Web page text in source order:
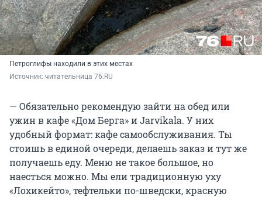
Петроглифы находили в этих местах
Источник: читательница 76.RU
— Обязательно рекомендую зайти на обед или
ужин в кафе «Дом Берга» и Jarvikala. У них
удобный формат: кафе самообслуживания. Ты
стоишь в единой очереди, делаешь заказ и тут же
получаешь еду. Меню не такое большое, но
наесться можно. Мы ели традиционную уху
«Лохикейто», тефтельки по-шведски, красную